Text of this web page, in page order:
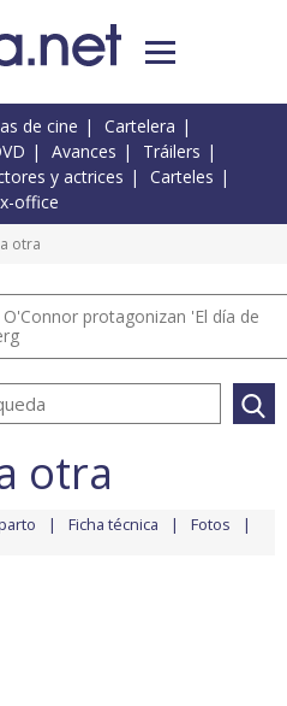
de cine
Cartelera
Avances
Tráilers
y actrices
Carteles
office
otra
protagonizan 'El día de
otra
Ficha técnica Fotos